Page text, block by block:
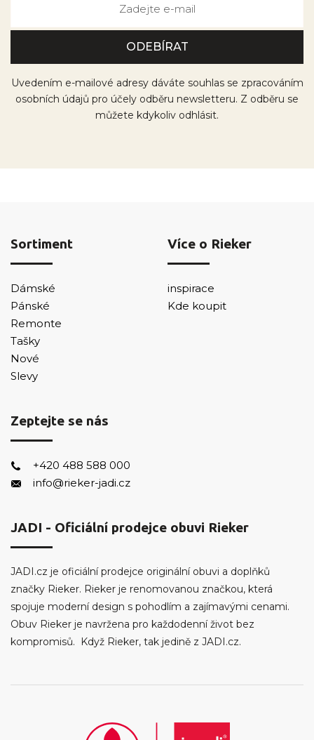
Uvedením e-mailové adresy dáváte souhlas se zpracováním
osobních údajů pro účely odběru newsletteru. Z odběru se
můžete kdykoliv odhlásit.
Sortiment
Dámské
Pánské
Remonte
Tašky
Nové
Slevy
Více o Rieker
inspirace
Kde koupit
Zeptejte se nás
+420 488 588 000
info@rieker-jadi.cz
JADI - Oficiální prodejce obuvi Rieker
JADI.cz je oficiální prodejce originální obuvi a doplňků
značky Rieker. Rieker je renomovanou značkou, která
spojuje moderní design s pohodlím a zajímavými cenami.
Obuv Rieker je navržena pro každodenní život bez
kompromisů. Když Rieker, tak jedině z JADI.cz.